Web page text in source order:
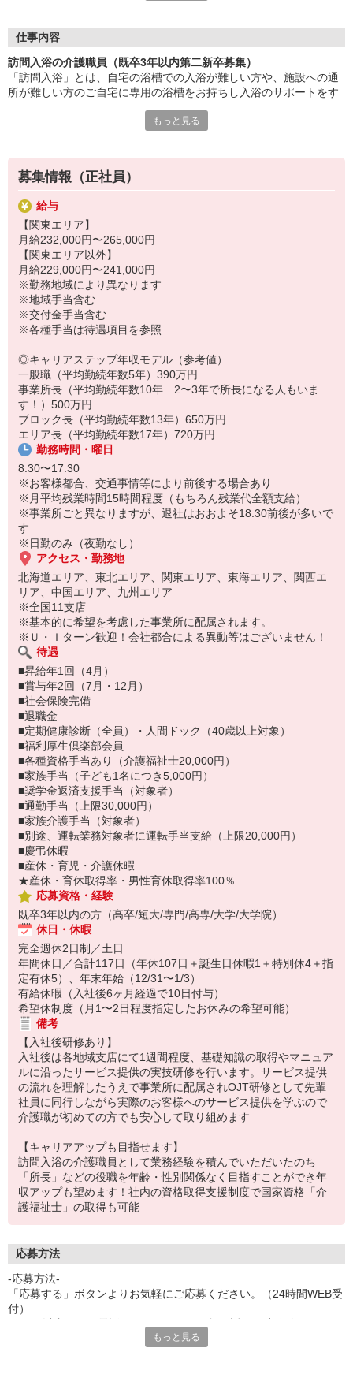
す〜
◆奨学金返済支援制度【新卒社員限定】（新卒の約半分がこの制
度を利用）
◆［1］本社での集合研修⇒［2］各配属地域での研修⇒［3］現
デビューまでをフォローします。
※現場デビューしても3人1組のチームでのお仕事なので先輩職員
2名が優しくフォローしてくれます。
仕事内容
訪問入浴の介護職員（既卒3年以内第二新卒募集）
「訪問入浴」とは、自宅の浴槽での入浴が難しい方や、施設への通
所が難しい方のご自宅に専用の浴槽をお持ちし入浴のサポートをす
看護職員1名と介護職員2名の計3人のスタッフで巡回しています。
このサービスを利用すると、お客様は身体も気持ちもほぐれて家族
との会話を楽しむ時間も持てるようになったり、リラックスできる
ようになります。
「ありがとう」と言われる事がやり甲斐にも繋がる、そんなお仕事
です。
<具体的には>
・軽量浴槽など各機材の搬入・組立
・お客様の浴槽への移動のサポート
・スタッフ3人での入浴介助
・機材の洗浄・搬出
8:30 出社：各事業所へ出社後、朝礼・準備を行い事業所出発
午前のサービス提供：1件サービス提供ごと移動をはさみます
12:00 休憩（1時間）
午後のサービス提供
17:00 帰社（※道のり等によって変動あり）：使用した備品の片づ
け・補充等
17:30〜18:30頃 退社
★20代30代活躍中（平均年齢34歳）
もっと見る
募集情報（正社員）
給与
【関東エリア】
月給232,000円〜265,000円
【関東エリア以外】
月給229,000円〜241,000円
※勤務地域により異なります
※地域手当含む
※交付金手当含む
※各種手当は待遇項目を参照
◎キャリアステップ年収モデル（参考値）
一般職（平均勤続年数5年）390万円
事業所長（平均勤続年数10年 2〜3年で所長になる人もいま
す！）500万円
ブロック長（平均勤続年数13年）650万円
エリア長（平均勤続年数17年）720万円
勤務時間・曜日
8:30〜17:30
※お客様都合、交通事情等により前後する場合あり
※月平均残業時間15時間程度（もちろん残業代全額支給）
※事業所ごと異なりますが、退社はおおよそ18:30前後が多いで
す
※日勤のみ（夜勤なし）
アクセス・勤務地
北海道エリア、東北エリア、関東エリア、東海エリア、関西エ
リア、中国エリア、九州エリア
※全国11支店
※基本的に希望を考慮した事業所に配属されます。
※Ｕ・Ｉターン歓迎！会社都合による異動等はございません！
待遇
■昇給年1回（4月）
■賞与年2回（7月・12月）
■社会保険完備
■退職金
■定期健康診断（全員）・人間ドック（40歳以上対象）
■福利厚生倶楽部会員
■各種資格手当あり（介護福祉士20,000円）
■家族手当（子ども1名につき5,000円）
■奨学金返済支援手当（対象者）
■通勤手当（上限30,000円）
■家族介護手当（対象者）
■別途、運転業務対象者に運転手当支給（上限20,000円）
■慶弔休暇
■産休・育児・介護休暇
★産休・育休取得率・男性育休取得率100％
応募資格・経験
既卒3年以内の方（高卒/短大/専門/高専/大学/大学院）
休日・休暇
完全週休2日制／土日
年間休日／合計117日（年休107日＋誕生日休暇1＋特別休4＋指
定有休5）、年末年始（12/31〜1/3）
有給休暇（入社後6ヶ月経過で10日付与）
希望休制度（月1〜2日程度指定したお休みの希望可能）
備考
【入社後研修あり】
入社後は各地域支店にて1週間程度、基礎知識の取得やマニュア
ルに沿ったサービス提供の実技研修を行います。サービス提供
の流れを理解したうえで事業所に配属されOJT研修として先輩
社員に同行しながら実際のお客様へのサービス提供を学ぶので
介護職が初めての方でも安心して取り組めます
【キャリアアップも目指せます】
訪問入浴の介護職員として業務経験を積んでいただいたのち
「所長」などの役職を年齢・性別関係なく目指すことができ年
収アップも望めます！社内の資格取得支援制度で国家資格「介
護福祉士」の取得も可能
応募方法
-応募方法-
「応募する」ボタンよりお気軽にご応募ください。（24時間WEB受
付）
もっと見る